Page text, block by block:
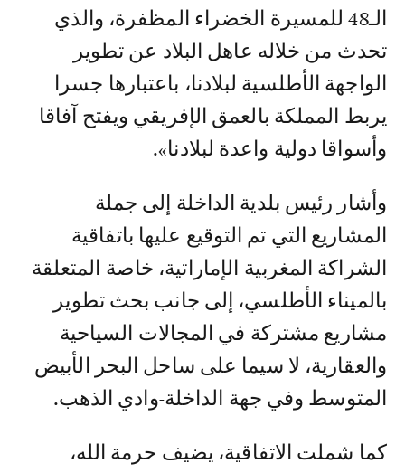
الـ48 للمسيرة الخضراء المظفرة، والذي
تحدث من خلاله عاهل البلاد عن تطوير
الواجهة الأطلسية لبلادنا، باعتبارها جسرا
يربط المملكة بالعمق الإفريقي ويفتح آفاقا
وأسواقا دولية واعدة لبلادنا».
وأشار رئيس بلدية الداخلة إلى جملة
المشاريع التي تم التوقيع عليها باتفاقية
الشراكة المغربية-الإماراتية، خاصة المتعلقة
بالميناء الأطلسي، إلى جانب بحث تطوير
مشاريع مشتركة في المجالات السياحية
والعقارية، لا سيما على ساحل البحر الأبيض
المتوسط وفي جهة الداخلة-وادي الذهب.
كما شملت الاتفاقية، يضيف حرمة الله،